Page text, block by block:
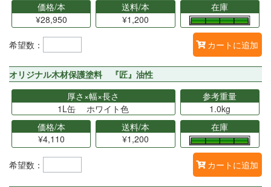
価格/本
¥28,950
送料/本
¥1,200
在庫
希望数： カートに追加
オリジナル木材保護塗料 『匠』油性
厚さ×幅×長さ
1L缶 ホワイト色
参考重量
1.0kg
価格/本
¥4,110
送料/本
¥1,200
在庫
希望数： カートに追加